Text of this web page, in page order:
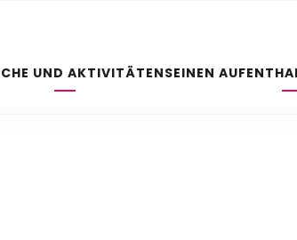
UND AKTIVITÄTENSEINEN